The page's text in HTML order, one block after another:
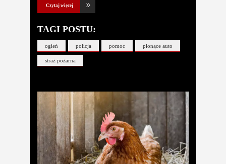
Czytaj więcej
TAGI POSTU:
ogień policja pomoc płonące auto
straż pożarna